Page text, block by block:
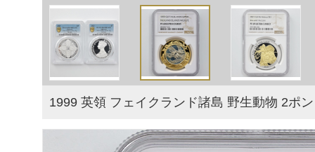
1999 英領 フェイクランド諸島 野生動物 2ポ